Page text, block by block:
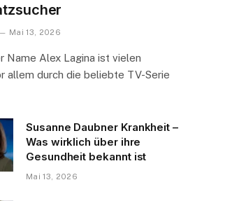
Mai 13, 2026
Name Alex Lagina ist vielen
allem durch die beliebte TV-Serie
Susanne Daubner Krankheit –
Was wirklich über ihre
Gesundheit bekannt ist
Mai 13, 2026